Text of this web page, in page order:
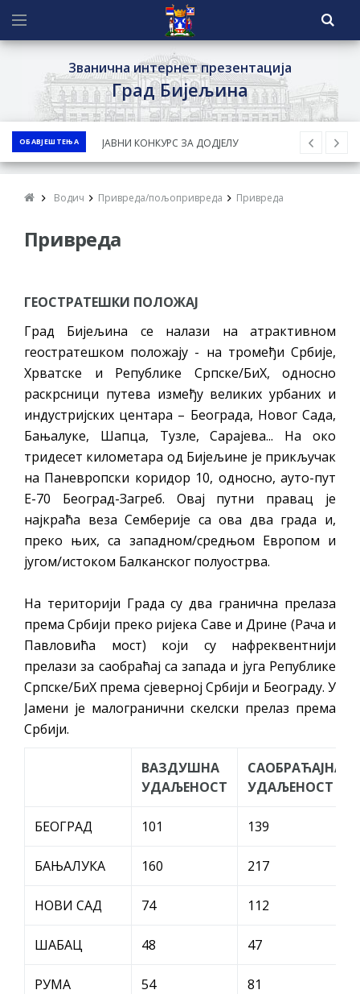
Званична интернет презентација
Град Бијељина
ОБАВЈЕШТЕЊА
ЈАВНИ КОНКУРС ЗА ДОДЈЕЛУ
БЕСПОВРАТНИХ СРЕДСТАВА ЗА
СУФИНАНСИРАЊЕ КУПОВИНЕ СЕОСКЕ
КУЋЕ СА ОКУЋНИЦОМ НА ТЕРИТОРИЈИ
Обавјештење за предузетника - Ненад
КАНДИДАТА КОЈИ СУ ОСТВАРИЛИ ПРАВО
НА ГРАДСКИ МЈЕСЕЧНИ БОРАЧКИ
ДОДАТАК ЗА ДЕМОБИЛИСАНЕ БОРЦЕ
ВОЈСКЕ РЕПУБЛИКЕ СРПСКЕ У СТАЊУ
СОЦИЈАЛНЕ ПОТРЕБЕ
ЈАВНИ ПОЗИВ ЗА НАЈЉЕПШЕ УРЕЂЕНО
ДВОРИШТЕ ИНДИВИДУАЛНИХ
ДОМАЋИНСТАВА, ДВОРИШТЕ
ЗАЈЕДНИЦА ЕТАЖНИХ ВЛАСНИКА И ЈАВНИ
ПРОСТОР У МЈЕСНИМ ЗАЈЕДНИЦАМА НА
ТЕРИТОРИЈИ ГРАДА БИЈЕЉИНА
Обавјештење за предузетника - Гојко
Богуновић
Oд 27. јула пријем захтјева за новчану
помоћ за набавку школског прибора
основцима
Обрасци захтјева за регресирано
гориво доступни од 13. марта до 15.
Обавјештење за предузетника - Вера
ЈАВНИ ПОЗИВ ЗА ПРИЈАВУ
ДОДЈЕЛУ ФИНАНСИЈСКЕ НАГРАДЕ
Водич Привреда/пољопривреда Привреда
Привреда
ГЕОСТРАТЕШКИ ПОЛОЖАЈ
Град Бијељина се налази на атрактивном
геостратешком положају - на тромеђи Србије,
Хрватске и Републике Српске/БиХ, односно
раскрсници путева између великих урбаних и
индустријских центара – Београда, Новог Сада,
Бањалуке, Шапца, Тузле, Сарајева... На око
тридесет километара од Бијељине је прикључак
на Паневропски коридор 10, односно, ауто-пут
Е-70 Београд-Загреб. Овај путни правац је
најкраћа веза Семберије са ова два града и,
преко њих, са западном/средњом Европом и
југом/истоком Балканског полуострва.
На територији Града су два гранична прелаза
према Србији преко ријека Саве и Дрине (Рача и
Павловића мост) који су нафреквентнији
прелази за саобраћај са запада и југа Републике
Српске/БиХ према сјеверној Србији и Београду. У
Јамени је малогранични скелски прелаз према
Србији.
ВАЗДУШНА
УДАЉЕНОСТ
САОБРАЋАЈНА
УДАЉЕНОСТ
БЕОГРАД 101 139
БАЊАЛУКА 160 217
НОВИ САД 74 112
ШАБАЦ 48 47
РУМА 54 81